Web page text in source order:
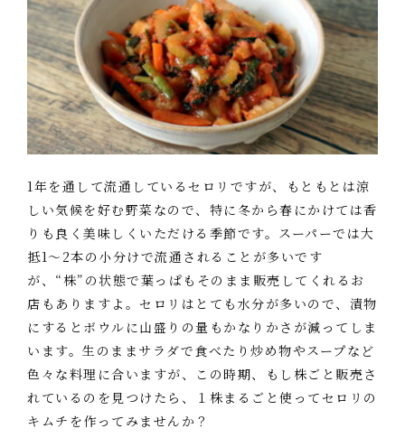
1年を通して流通しているセロリですが、もともとは涼
しい気候を好む野菜なので、特に冬から春にかけては香
りも良く美味しくいただける季節です。スーパーでは大
抵1～2本の小分けで流通されることが多いです
が、“株”の状態で葉っぱもそのまま販売してくれるお
店もありますよ。セロリはとても水分が多いので、漬物
にするとボウルに山盛りの量もかなりかさが減ってしま
います。生のままサラダで食べたり炒め物やスープなど
色々な料理に合いますが、この時期、もし株ごと販売さ
れているのを見つけたら、１株まるごと使ってセロリの
キムチを作ってみませんか？